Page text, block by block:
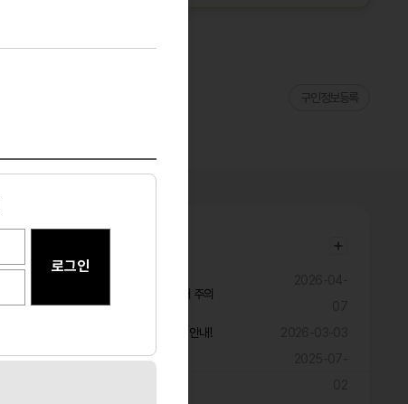
구인정보등록
불법ㆍ과장 구인광고 및 취업사기 피해 주의
구직자 대상 해외 취업 관련 피해 예방 안내!